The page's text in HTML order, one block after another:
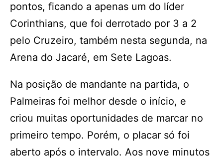
pontos, ficando a apenas um do líder
Corinthians, que foi derrotado por 3 a 2
pelo Cruzeiro, também nesta segunda, na
Arena do Jacaré, em Sete Lagoas.
Na posição de mandante na partida, o
Palmeiras foi melhor desde o início, e
criou muitas oportunidades de marcar no
primeiro tempo. Porém, o placar só foi
aberto após o intervalo. Aos nove minutos